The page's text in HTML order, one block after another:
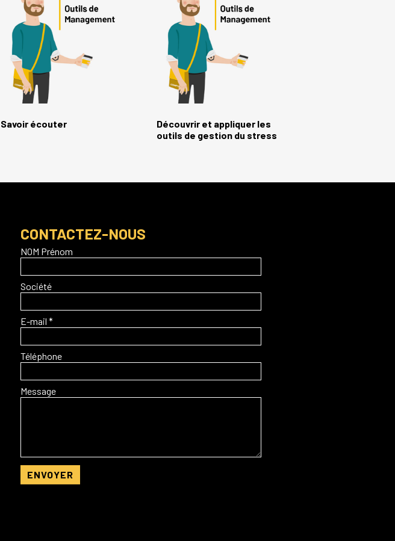
Savoir écouter
Découvrir et appliquer les
outils de gestion du stress
CONTACTEZ-NOUS
NOM Prénom
Société
E-mail *
Téléphone
Message